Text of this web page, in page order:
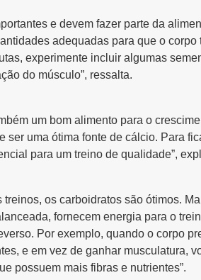
e devem fazer parte da
adequadas para que o
experimente incluir algumas
do músculo”, ressalta.
um bom alimento para o
ser uma ótima fonte de cálcio. Para
para um treino de qualidade”,
treinos, os carboidratos são ótimos.
fornecem energia para o
Por exemplo, quando o corpo
e em vez de ganhar musculatura,
possuem mais fibras e nutrientes”.